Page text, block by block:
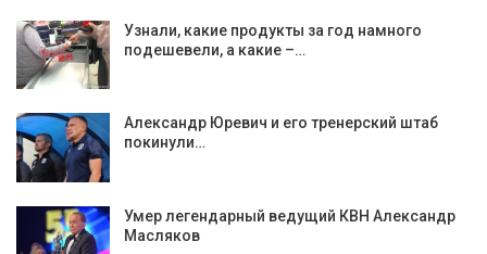
Узнали, какие продукты за год намного
подешевели, а какие –…
Александр Юревич и его тренерский штаб
покинули…
Умер легендарный ведущий КВН Александр
Масляков